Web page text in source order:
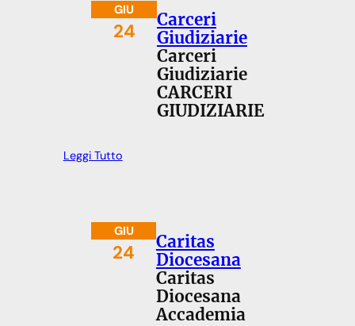
GIU
24
Carceri
Giudiziarie
Carceri
Giudiziarie
CARCERI
GIUDIZIARIE
Leggi Tutto
GIU
24
Caritas
Diocesana
Caritas
Diocesana
Accademia